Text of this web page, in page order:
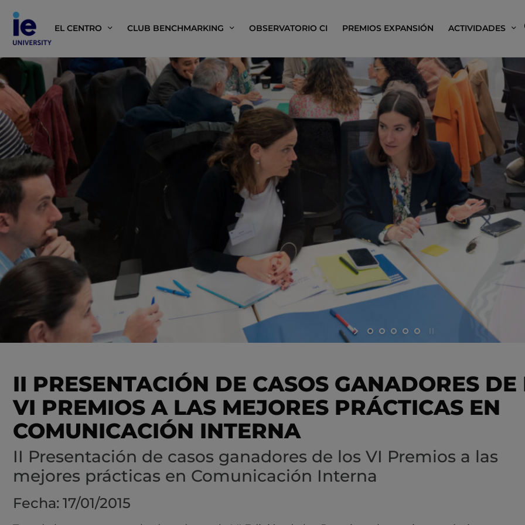
EL CENTRO CLUB BENCHMARKING OBSERVATORIO CI PREMIOS EXPANSIÓN ACTIVIDADES
II PRESENTACIÓN DE CASOS GANADORES DE
VI PREMIOS A LAS MEJORES PRÁCTICAS EN
COMUNICACIÓN INTERNA
II Presentación de casos ganadores de los VI Premios a las
mejores prácticas en Comunicación Interna
Fecha: 17/01/2015